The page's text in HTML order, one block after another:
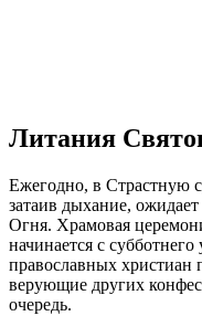
Литания
Ежегодно, в Страстную
затаив дыхание,
Огня. Храмовая
начинается с субботнего
православных христиан
верующие других
очередь.